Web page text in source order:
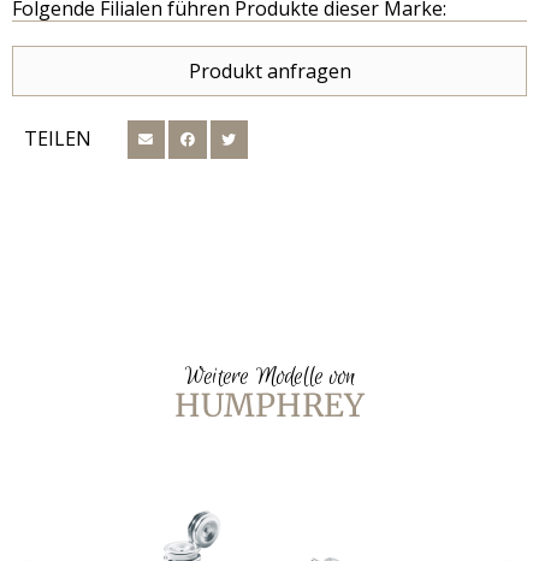
Folgende Filialen führen Produkte dieser Marke:
Produkt anfragen
TEILEN
Weitere Modelle von
HUMPHREY